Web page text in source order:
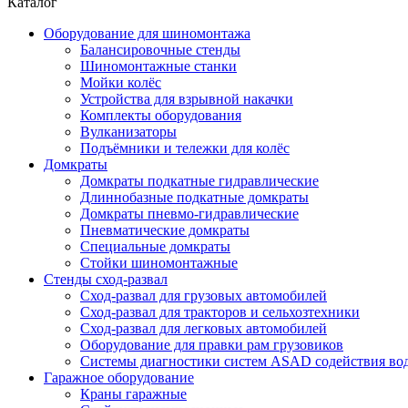
Оборудование для шиномонтажа
Балансировочные стенды
Шиномонтажные станки
Мойки колёс
Устройства для взрывной накачки
Комплекты оборудования
Вулканизаторы
Подъёмники и тележки для колёс
Домкраты
Домкраты подкатные гидравлические
Длиннобазные подкатные домкраты
Домкраты пневмо-гидравлические
Пневматические домкраты
Специальные домкраты
Стойки шиномонтажные
Стенды сход-развал
Сход-развал для грузовых автомобилей
Сход-развал для тракторов и сельхозтехники
Сход-развал для легковых автомобилей
Оборудование для правки рам грузовиков
Системы диагностики систем ASAD содействия
Гаражное оборудование
Краны гаражные